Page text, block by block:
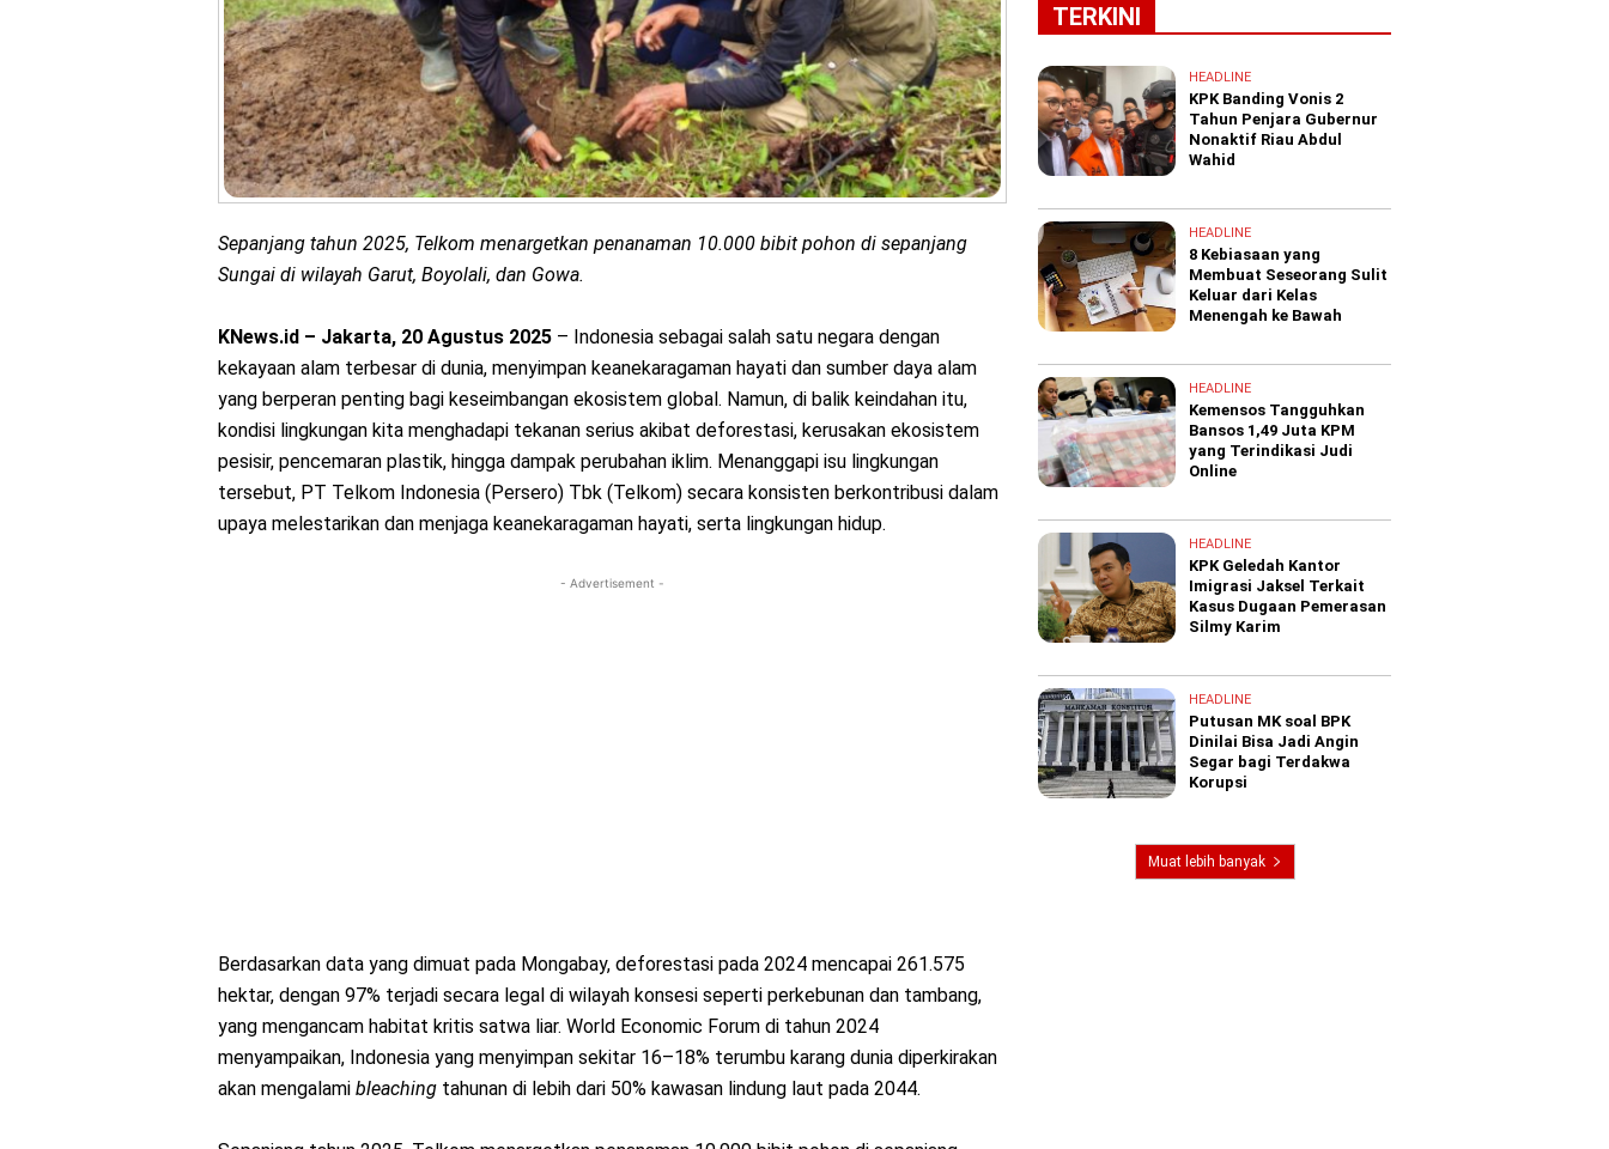
Sepanjang tahun 2025, Telkom menargetkan penanaman 10.000 bibit pohon di sepanjang
Sungai di wilayah Garut, Boyolali, dan Gowa.
KNews.id – Jakarta, 20 Agustus 2025 – Indonesia sebagai salah satu negara dengan
kekayaan alam terbesar di dunia, menyimpan keanekaragaman hayati dan sumber daya alam
yang berperan penting bagi keseimbangan ekosistem global. Namun, di balik keindahan itu,
kondisi lingkungan kita menghadapi tekanan serius akibat deforestasi, kerusakan ekosistem
pesisir, pencemaran plastik, hingga dampak perubahan iklim. Menanggapi isu lingkungan
tersebut, PT Telkom Indonesia (Persero) Tbk (Telkom) secara konsisten berkontribusi dalam
upaya melestarikan dan menjaga keanekaragaman hayati, serta lingkungan hidup.
- Advertisement -
Berdasarkan data yang dimuat pada Mongabay, deforestasi pada 2024 mencapai 261.575
hektar, dengan 97% terjadi secara legal di wilayah konsesi seperti perkebunan dan tambang,
yang mengancam habitat kritis satwa liar. World Economic Forum di tahun 2024
menyampaikan, Indonesia yang menyimpan sekitar 16–18% terumbu karang dunia diperkirakan
akan mengalami bleaching tahunan di lebih dari 50% kawasan lindung laut pada 2044.
TERKINI
HEADLINE
KPK Banding Vonis 2
Tahun Penjara Gubernur
Nonaktif Riau Abdul
Wahid
HEADLINE
8 Kebiasaan yang
Membuat Seseorang Sulit
Keluar dari Kelas
Menengah ke Bawah
HEADLINE
Kemensos Tangguhkan
Bansos 1,49 Juta KPM
yang Terindikasi Judi
Online
HEADLINE
KPK Geledah Kantor
Imigrasi Jaksel Terkait
Kasus Dugaan Pemerasan
Silmy Karim
HEADLINE
Putusan MK soal BPK
Dinilai Bisa Jadi Angin
Segar bagi Terdakwa
Korupsi
Muat lebih banyak